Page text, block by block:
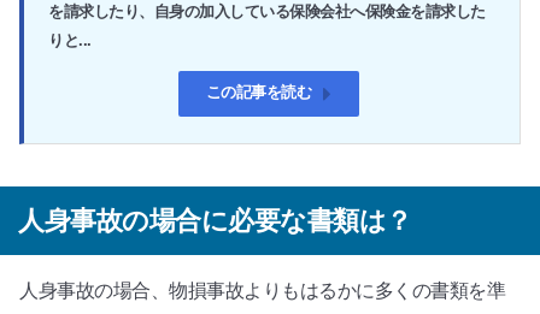
を請求したり、自身の加入している保険会社へ保険金を請求した
りと...
この記事を読む
人身事故の場合に必要な書類は？
人身事故の場合、物損事故よりもはるかに多くの書類を準